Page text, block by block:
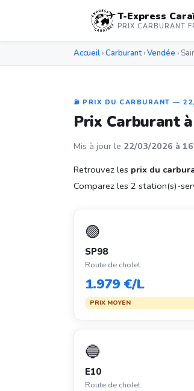
T-Express
PRIX CARBURANT
Accueil ›Carburant›Vendée ›
⛽ PRIX DU CARBURANT —
Prix Carburant
Mis à jour le 22/03/2026 à
Retrouvez les prix du
Comparez les 2 station(s)-
🟣
SP98
Route de cholet
1.979 €/L
PRIX MOYEN
🔵
E10
Route de cholet